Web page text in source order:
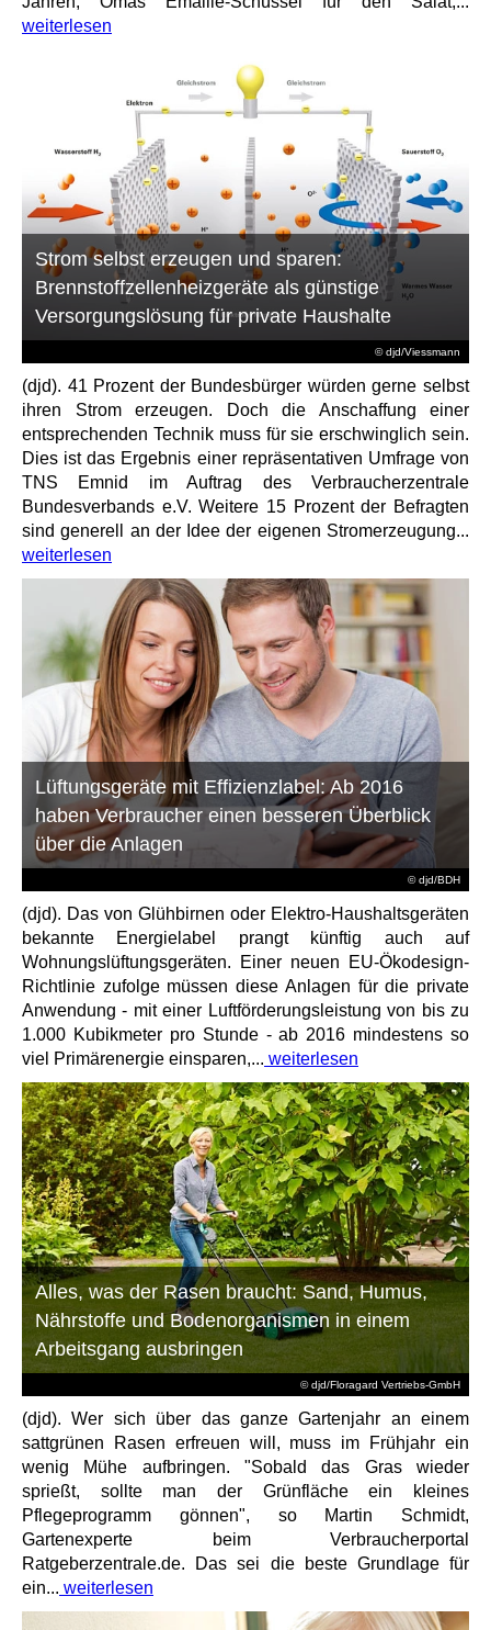
weiterlesen
© djd/Viessmann
Strom selbst erzeugen und sparen:
Brennstoffzellenheizgeräte als günstige
Versorgungslösung für private Haushalte
(djd). 41 Prozent der Bundesbürger würden gerne selbst
ihren Strom erzeugen. Doch die Anschaffung einer
entsprechenden Technik muss für sie erschwinglich sein.
Dies ist das Ergebnis einer repräsentativen Umfrage von
TNS Emnid im Auftrag des Verbraucherzentrale
Bundesverbands e.V. Weitere 15 Prozent der Befragten
sind generell an der Idee der eigenen Stromerzeugung...
weiterlesen
© djd/BDH
Lüftungsgeräte mit Effizienzlabel: Ab 2016
haben Verbraucher einen besseren Überblick
über die Anlagen
(djd). Das von Glühbirnen oder Elektro-Haushaltsgeräten
bekannte Energielabel prangt künftig auch auf
Wohnungslüftungsgeräten. Einer neuen EU-Ökodesign-
Richtlinie zufolge müssen diese Anlagen für die private
Anwendung - mit einer Luftförderungsleistung von bis zu
1.000 Kubikmeter pro Stunde - ab 2016 mindestens so
viel Primärenergie einsparen,... weiterlesen
© djd/Floragard Vertriebs-GmbH
Alles, was der Rasen braucht: Sand, Humus,
Nährstoffe und Bodenorganismen in einem
Arbeitsgang ausbringen
(djd). Wer sich über das ganze Gartenjahr an einem
sattgrünen Rasen erfreuen will, muss im Frühjahr ein
wenig Mühe aufbringen. "Sobald das Gras wieder
sprießt, sollte man der Grünfläche ein kleines
Pflegeprogramm gönnen", so Martin Schmidt,
Gartenexperte beim Verbraucherportal
Ratgeberzentrale.de. Das sei die beste Grundlage für
ein... weiterlesen